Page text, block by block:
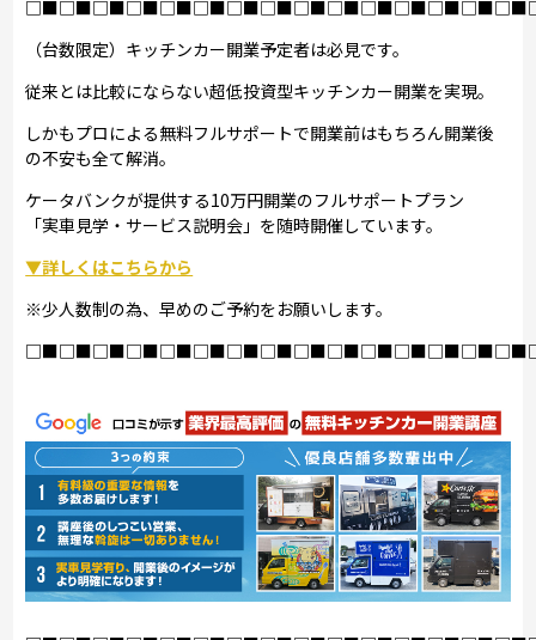
（台数限定）キッチンカー開業予定者は必見です。
従来とは比較にならない超低投資型キッチンカー開業を実現。
しかもプロによる無料フルサポートで開業前はもちろん開業後
の不安も全て解消。
ケータバンクが提供する10万円開業のフルサポートプラン
「実車見学・サービス説明会」を随時開催しています。
▼詳しくはこちらから
※少人数制の為、早めのご予約をお願いします。